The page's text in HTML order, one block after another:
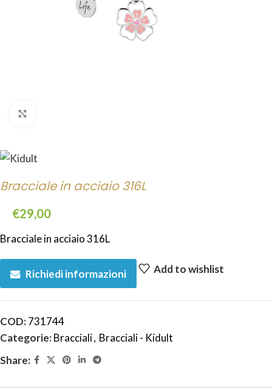
Bracciale in acciaio 316L
€29,00
Bracciale in acciaio 316L
Richiedi informazioni Add to wishlist
COD:731744
Categorie:Bracciali, Bracciali - Kidult
Share: